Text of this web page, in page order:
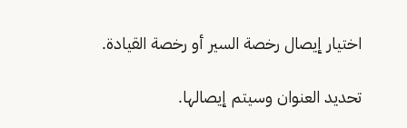
اختيار إيصال رخصة السير أو رخصة القيادة.
تحديد العنوان وسيتم إيصالها.